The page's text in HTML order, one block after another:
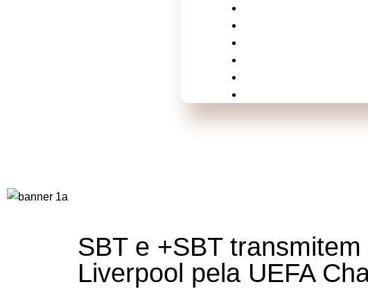
SBT e +SBT
Liverpool pela UEFA